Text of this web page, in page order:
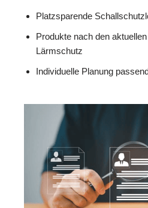
Platzsparende
Produkte nach den
Lärmschutz
Individuelle Planung